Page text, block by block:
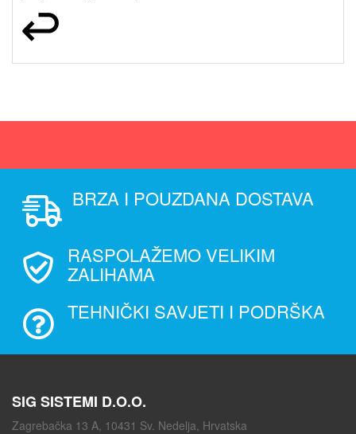
BRZA I POUZDANA DOSTAVA
RASPOLAŽEMO VELIKIM
ZALIHAMA
TEHNIČKI SAVJETI I PODRŠKA
SIG SISTEMI D.O.O.
Zagrebačka 13 A, 10431 Sv. Nedelja, Hrvatska